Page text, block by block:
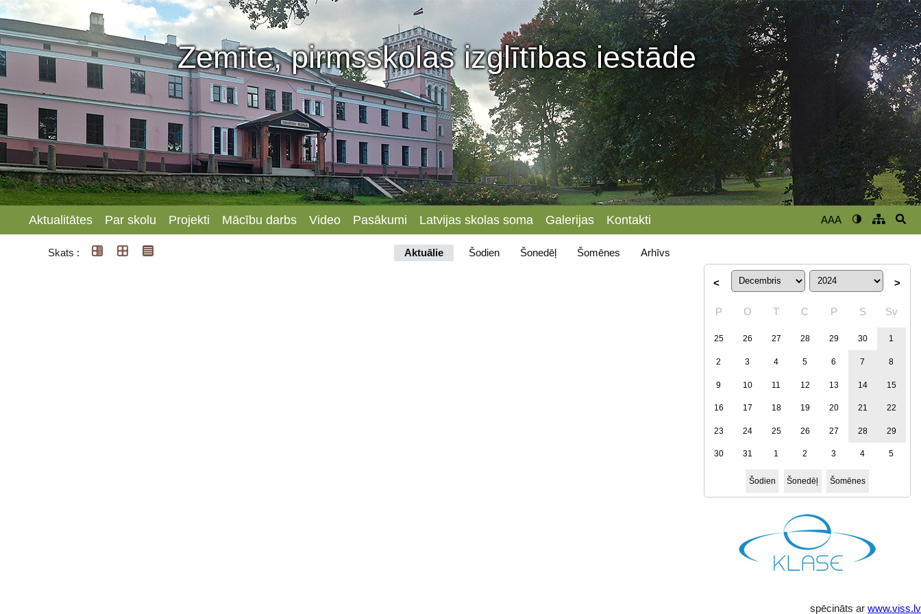
Zemīte, pirmsskolas izglītības iestāde
Aktualitātes Par skolu Projekti Mācību darbs Video Pasākumi Latvijas skolas soma Galerijas Kontakti AAA
Skats : Aktuālie Šodien Šonedēļ Šomēnes Arhīvs
< >
P O T C P S Sv
25 26 27 28 29 30 1
2 3 4 5 6 7 8
9 10 11 12 13 14 15
16 17 18 19 20 21 22
23 24 25 26 27 28 29
30 31 1 2 3 4 5
Šodien Šonedēļ Šomēnes
spēcināts ar www.viss.lv